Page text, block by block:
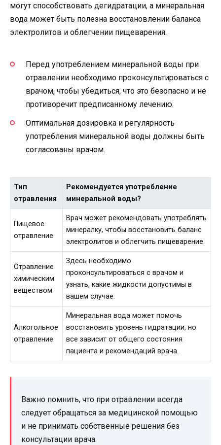
могут способствовать дегидратации, а минеральная
вода может быть полезна восстановлении баланса
электролитов и облегчении пищеварения.
Перед употреблением минеральной воды при
отравлении необходимо проконсультироваться с
врачом, чтобы убедиться, что это безопасно и не
противоречит предписанному лечению.
Оптимальная дозировка и регулярность
употребления минеральной воды должны быть
согласованы врачом.
Тип
отравления
Рекомендуется употребление
минеральной воды?
Пищевое
отравление
Врач может рекомендовать употреблять
минералку, чтобы восстановить баланс
электролитов и облегчить пищеварение.
Отравление
химическим
веществом
Здесь необходимо
проконсультироваться с врачом и
узнать, какие жидкости допустимы в
вашем случае.
Алкогольное
отравление
Минеральная вода может помочь
восстановить уровень гидратации, но
все зависит от общего состояния
пациента и рекомендаций врача.
Важно помнить, что при отравлении всегда
следует обращаться за медицинской помощью
и не принимать собственные решения без
консультации врача.